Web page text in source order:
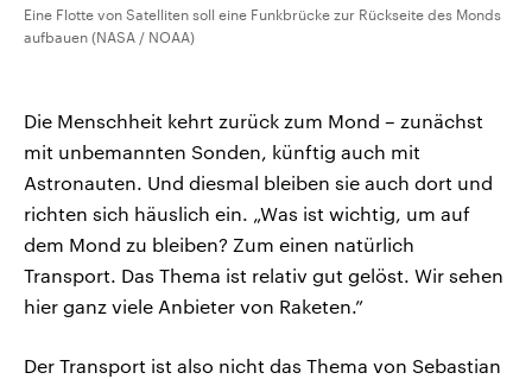
Eine Flotte von Satelliten soll eine Funkbrücke zur Rückseite des Monds
aufbauen (NASA / NOAA)
Die Menschheit kehrt zurück zum Mond – zunächst
mit unbemannten Sonden, künftig auch mit
Astronauten. Und diesmal bleiben sie auch dort und
richten sich häuslich ein. „Was ist wichtig, um auf
dem Mond zu bleiben? Zum einen natürlich
Transport. Das Thema ist relativ gut gelöst. Wir sehen
hier ganz viele Anbieter von Raketen.”
Der Transport ist also nicht das Thema von Sebastian